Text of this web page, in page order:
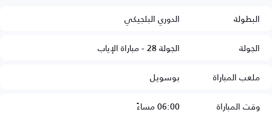
البطولة
الدوري البلجيكي
الجولة
الجولة 28 - مباراة الإياب
ملعب المباراة
بوسويل
وقت المباراة
06:00 مساءً